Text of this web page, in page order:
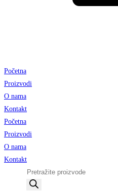
Početna
Proizvodi
O nama
Kontakt
Početna
Proizvodi
O nama
Kontakt
Products
search